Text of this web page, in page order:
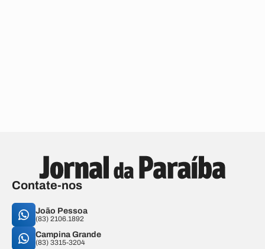
Contate-nos
João Pessoa
(83) 2106.1892
Campina Grande
(83) 3315-3204